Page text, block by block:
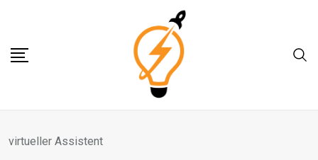
content
virtueller Assistent